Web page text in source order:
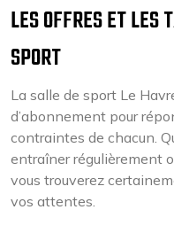
LES OFFRES ET LES
SPORT
La salle de sport Le
d’abonnement pour
contraintes de chacun.
entraîner régulièrement
vous trouverez
vos attentes.